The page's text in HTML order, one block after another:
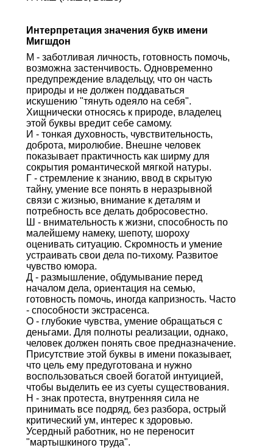
Интерпретация значения букв имени
Мигшдон
М - заботливая личность, готовность помочь,
возможна застенчивость. Одновременно
предупреждение владельцу, что он часть
природы и не должен поддаваться
искушению "тянуть одеяло на себя".
Хищнически относясь к природе, владелец
этой буквы вредит себе самому.
И - тонкая духовность, чувствительность,
доброта, миролюбие. Внешне человек
показывает практичность как ширму для
сокрытия романтической мягкой натуры.
Г - стремление к знанию, ввод в скрытую
тайну, умение все понять в неразрывной
связи с жизнью, внимание к деталям и
потребность все делать добросовестно.
Ш - внимательность к жизни, способность по
малейшему намеку, шепоту, шороху
оценивать ситуацию. Скромность и умение
устраивать свои дела по-тихому. Развитое
чувство юмора.
Д - размышление, обдумывание перед
началом дела, ориентация на семью,
готовность помочь, иногда капризность. Часто
- способности экстрасенса.
О - глубокие чувства, умение обращаться с
деньгами. Для полноты реализации, однако,
человек должен понять свое предназначение.
Присутствие этой буквы в имени показывает,
что цель ему предуготована и нужно
воспользоваться своей богатой интуицией,
чтобы выделить ее из суеты существования.
Н - знак протеста, внутренняя сила не
принимать все подряд, без разбора, острый
критический ум, интерес к здоровью.
Усердный работник, но не переносит
"мартышкиного труда".